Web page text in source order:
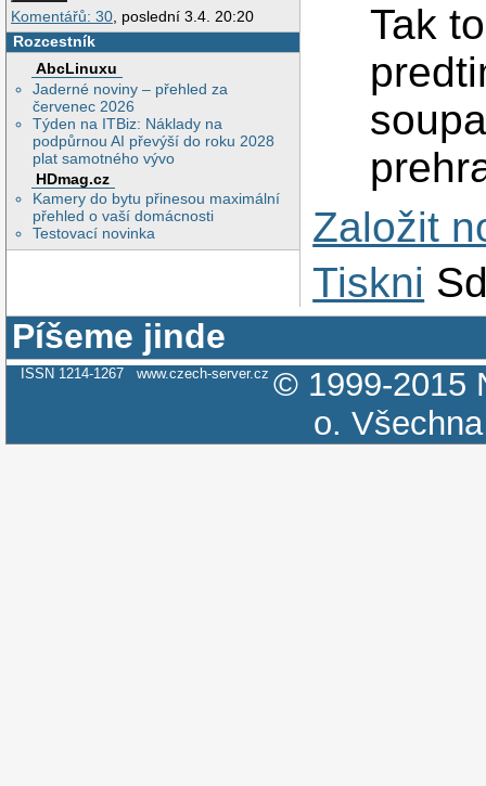
Komentářů: 30, poslední 3.4. 20:20
Rozcestník
AbcLinuxu
Jaderné noviny – přehled za
červenec 2026
Týden na ITBiz: Náklady na
podpůrnou AI převýší do roku 2028
plat samotného vývo
HDmag.cz
Kamery do bytu přinesou maximální
přehled o vaší domácnosti
Testovací novinka
Tak
Založit
Tiskni
Píšeme jinde
ISSN 1214-1267 www.czech-server.cz © 1999-2015
o.